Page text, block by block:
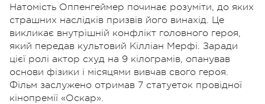
Натомість Оппенгеймер починає розуміти, до яких
страшних наслідків призвів його винахід. Це
викликає внутрішній конфлікт головного героя,
який передав культовий Кілліан Мерфі. Заради
цієї ролі актор схуд на 9 кілограмів, опанував
основи фізики і місяцями вивчав свого героя.
Фільм заслужено отримав 7 статуеток провідної
кінопремії «Оскар».